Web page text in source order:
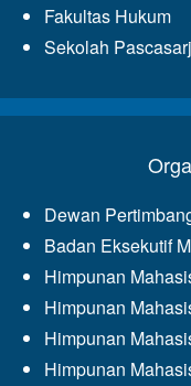
Fakultas Hukum
Sekolah
Dewan
Badan Eksekutif
Himpunan
Himpunan
Himpunan
Himpunan